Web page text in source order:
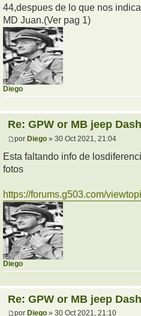
44,despues de lo que nos
MD Juan.(Ver pag 1)
Diego
Re: GPW or MB jeep
por Diego » 30 Oct 2021, 21:04
Esta faltando info de
fotos
https://forums.g503.com/
Diego
Re: GPW or MB jeep
por Diego » 30 Oct 2021, 21:10